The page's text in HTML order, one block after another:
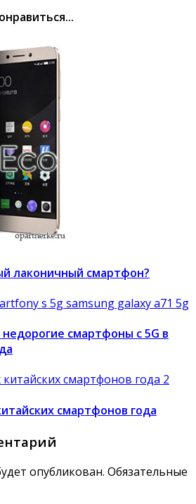
лаконичный смартфон?
смартфоны с 5G в
смартфонов года
опубликован. Обязательные